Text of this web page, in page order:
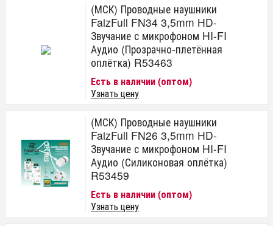
(МСК) Проводные наушники
FaizFull FN34 3,5mm HD-
Звучание с микрофоном HI-FI
Аудио (Прозрачно-плетённая
оплётка) R53463
Есть в наличии (оптом)
Узнать цену
(МСК) Проводные наушники
FaizFull FN26 3,5mm HD-
Звучание с микрофоном HI-FI
Аудио (Силиконовая оплётка)
R53459
Есть в наличии (оптом)
Узнать цену